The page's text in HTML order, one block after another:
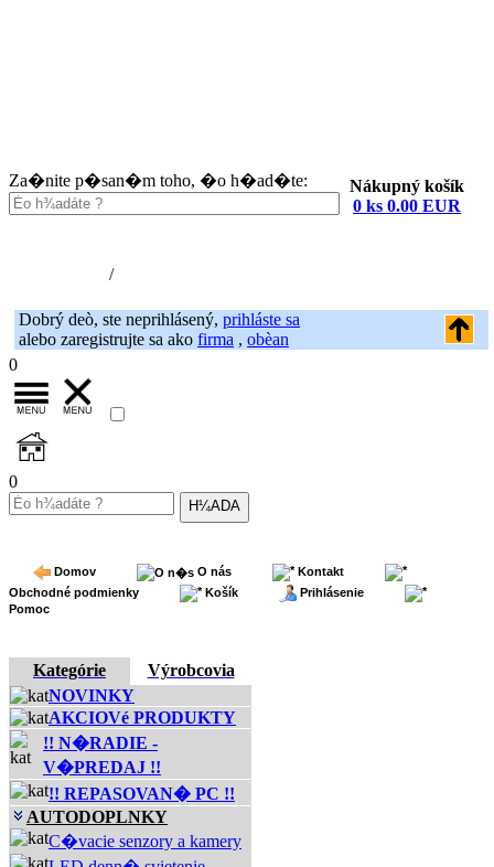
Za�nite p�san�m toho, �o h�ad�te:
Nákupný košík
0 ks 0.00 EUR
/
Dobrý deò, ste neprihlásený, prihláste sa
alebo zaregistrujte sa ako firma , obèan
0
0
Domov O nás
Kontakt
Obchodné podmienky
Košík
Prihlásenie
Pomoc
Kategórie
Výrobcovia
NOVINKY
AKCIOVé PRODUKTY
!! N�RADIE -
V�PREDAJ !!
!! REPASOVAN� PC !!
AUTODOPLNKY
C�vacie senzory a kamery